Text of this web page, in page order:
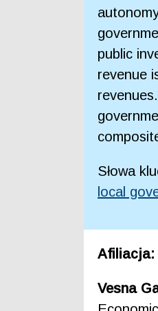
public
revenue
Słowa
local
Afiliacja:
Vesna